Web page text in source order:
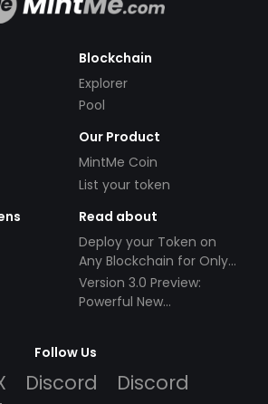
Blockchain
Explorer
Pool
Our Product
MintMe Coin
List your token
Read about
Deploy your Token on
Any Blockchain for Only
$49!
Version 3.0 Preview:
Powerful New
Follow Us
Discord
Discord